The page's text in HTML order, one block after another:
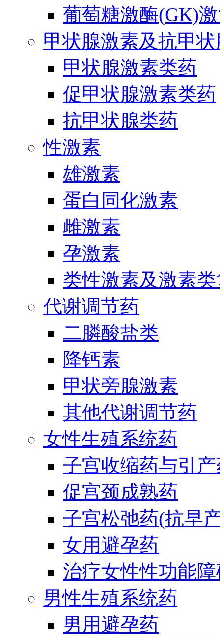
葡萄糖激酶(GK)
甲状腺激素及抗甲
甲状腺激素类药
促甲状腺激素类药
抗甲状腺类药
性激素
雄激素
蛋白同化激素
雌激素
孕激素
类性激素及激素
代谢调节药
二膦酸盐类
降钙素
甲状旁腺激素
其他代谢调节药
女性生殖系统药
子宫收缩药与引
促宫颈成熟药
子宫松弛药(抗早
女用避孕药
治疗女性性功能
男性生殖系统药
男用避孕药